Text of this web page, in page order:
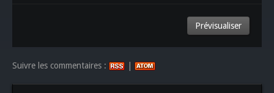
Suivre les commentaires : |